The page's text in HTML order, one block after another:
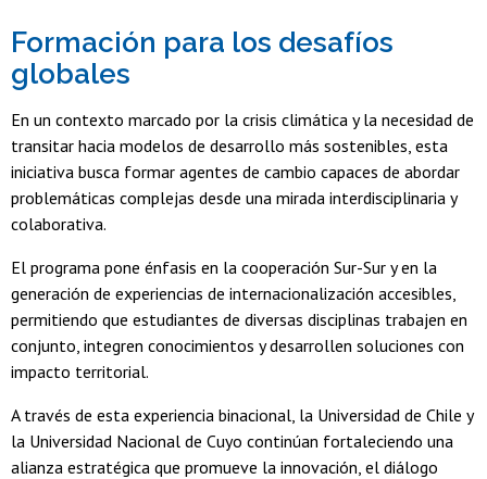
Formación para los desafíos
globales
En un contexto marcado por la crisis climática y la necesidad de
transitar hacia modelos de desarrollo más sostenibles, esta
iniciativa busca formar agentes de cambio capaces de abordar
problemáticas complejas desde una mirada interdisciplinaria y
colaborativa.
El programa pone énfasis en la cooperación Sur-Sur y en la
generación de experiencias de internacionalización accesibles,
permitiendo que estudiantes de diversas disciplinas trabajen en
conjunto, integren conocimientos y desarrollen soluciones con
impacto territorial.
A través de esta experiencia binacional, la Universidad de Chile y
la Universidad Nacional de Cuyo continúan fortaleciendo una
alianza estratégica que promueve la innovación, el diálogo